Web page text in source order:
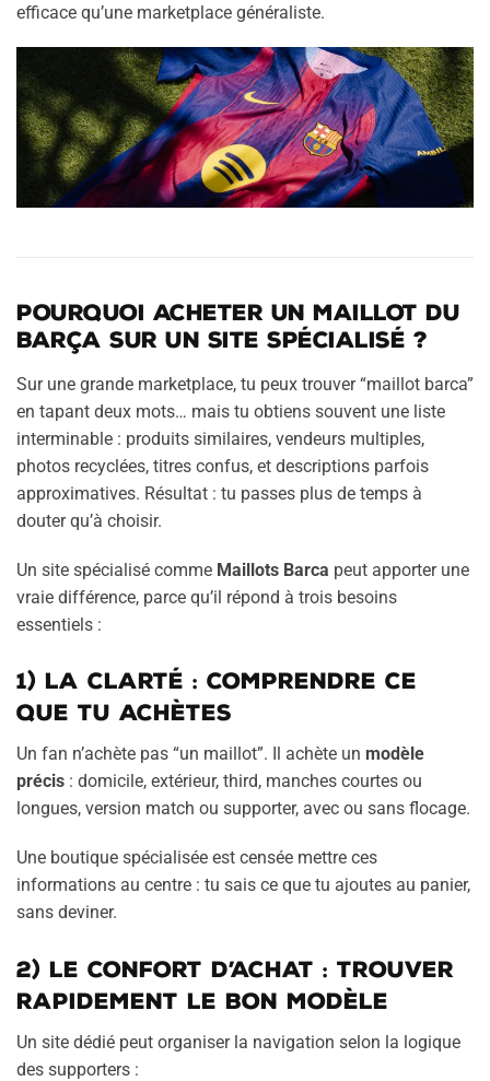
efficace qu’une marketplace généraliste.
Pourquoi acheter un maillot du
Barça sur un site spécialisé ?
Sur une grande marketplace, tu peux trouver “maillot barca”
en tapant deux mots… mais tu obtiens souvent une liste
interminable : produits similaires, vendeurs multiples,
photos recyclées, titres confus, et descriptions parfois
approximatives. Résultat : tu passes plus de temps à
douter qu’à choisir.
Un site spécialisé comme Maillots Barca peut apporter une
vraie différence, parce qu’il répond à trois besoins
essentiels :
1) La clarté : comprendre ce
que tu achètes
Un fan n’achète pas “un maillot”. Il achète un modèle
précis : domicile, extérieur, third, manches courtes ou
longues, version match ou supporter, avec ou sans flocage.
Une boutique spécialisée est censée mettre ces
informations au centre : tu sais ce que tu ajoutes au panier,
sans deviner.
2) Le confort d’achat : trouver
rapidement le bon modèle
Un site dédié peut organiser la navigation selon la logique
des supporters :